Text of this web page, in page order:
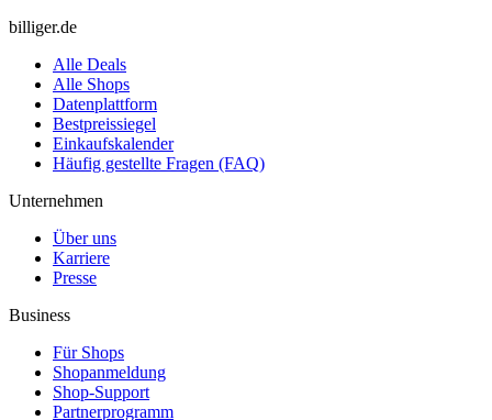
billiger.de
Alle Deals
Alle Shops
Datenplattform
Bestpreissiegel
Einkaufskalender
Häufig gestellte Fragen (FAQ)
Unternehmen
Über uns
Karriere
Presse
Business
Für Shops
Shopanmeldung
Shop-Support
Partnerprogramm